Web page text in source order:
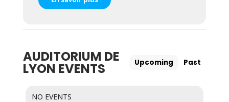
AUDITORIUM DE
LYON EVENTS Upcoming Past
NO EVENTS